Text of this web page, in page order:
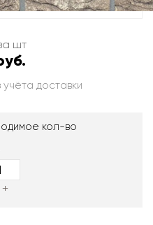
шт
доставки
кол-во
+